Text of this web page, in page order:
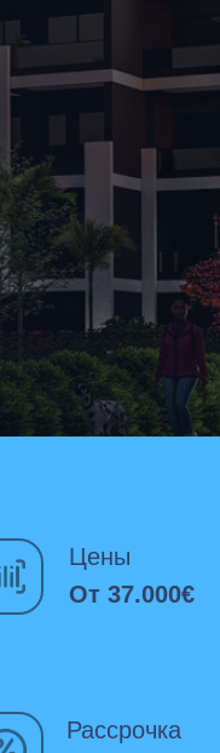
Цены
От 37.000€
Рассрочка